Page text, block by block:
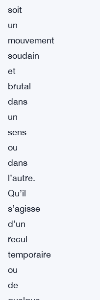
soit
un
mouvement
soudain
et
brutal
dans
un
sens
ou
dans
l’autre.
Qu’il
s’agisse
d’un
recul
temporaire
ou
de